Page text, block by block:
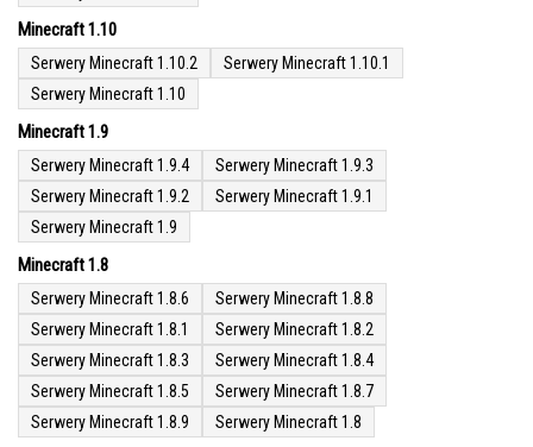
Minecraft 1.10
Serwery Minecraft 1.10.2
Serwery Minecraft 1.10.1
Serwery Minecraft 1.10
Minecraft 1.9
Serwery Minecraft 1.9.4
Serwery Minecraft 1.9.3
Serwery Minecraft 1.9.2
Serwery Minecraft 1.9.1
Serwery Minecraft 1.9
Minecraft 1.8
Serwery Minecraft 1.8.6
Serwery Minecraft 1.8.8
Serwery Minecraft 1.8.1
Serwery Minecraft 1.8.2
Serwery Minecraft 1.8.3
Serwery Minecraft 1.8.4
Serwery Minecraft 1.8.5
Serwery Minecraft 1.8.7
Serwery Minecraft 1.8.9
Serwery Minecraft 1.8